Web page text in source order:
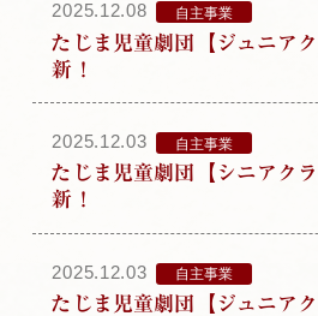
2025.12.08 自主事業
たじま児童劇団【ジュニアクラス】活動報告更
新！
2025.12.03 自主事業
たじま児童劇団【シニアクラス】活動報告更
新！
2025.12.03 自主事業
たじま児童劇団【ジュニアクラス】活動報告更